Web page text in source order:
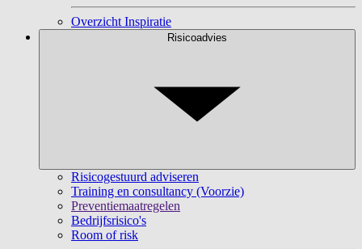
Overzicht Inspiratie
Risicoadvies
Risicogestuurd adviseren
Training en consultancy (Voorzie)
Preventiemaatregelen
Bedrijfsrisico's
Room of risk